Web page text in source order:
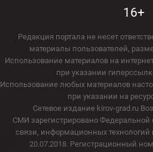
16+
Редакция портала не несет
материалы пользователей,
Использование материалов на
при указании
Использование любых материалов
при указании на
Сетевое издание kirov-grad.ru
СМИ зарегистрировано Федеральной
связи, информационных
20.07.2018. Регистрационный